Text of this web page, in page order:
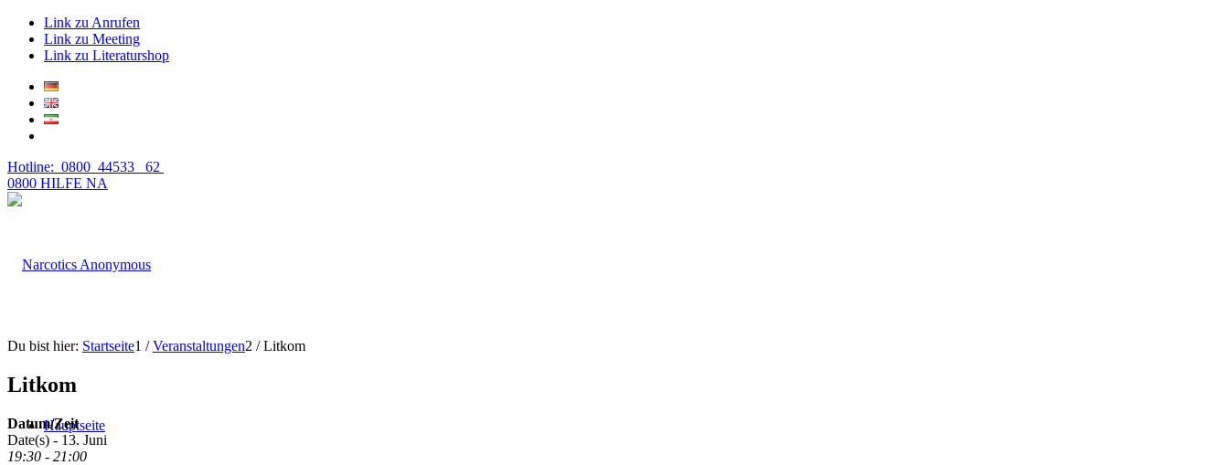
Link zu Anrufen
Link zu Meeting
Link zu Literaturshop
Hotline: 0800 44533 62
0800 HILFE NA
Hauptseite
Du bist hier: Startseite1 / Veranstaltungen2 / Litkom
Litkom
Datum/Zeit
Date(s) - 13. Juni
19:30 - 21:00